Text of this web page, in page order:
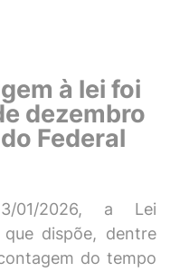
à lei foi
dezembro
Federal
01/2026, a Lei
dispõe, dentre
do tempo